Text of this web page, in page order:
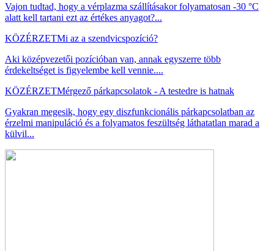
Vajon tudtad, hogy a vérplazma szállításakor folyamatosan -30 °C
alatt kell tartani ezt az értékes anyagot?...
KÖZÉRZETMi az a szendvicspozíció?
Aki középvezetői pozícióban van, annak egyszerre több
érdekeltséget is figyelembe kell vennie....
KÖZÉRZETMérgező párkapcsolatok - A testedre is hatnak
Gyakran megesik, hogy egy diszfunkcionális párkapcsolatban az
érzelmi manipuláció és a folyamatos feszültség láthatatlan marad a
külvil...